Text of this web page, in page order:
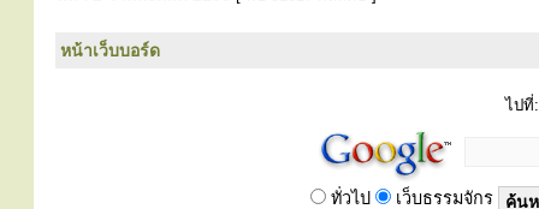
หน้าเว็บบอร์ด
ไปที่:
ทั่วไป เว็บธรรมจักร